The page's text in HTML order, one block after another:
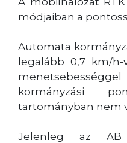
módjaiban a
Automata
legalább 0,7 km/
kormányzási
tartományban nem
Jelenleg az AB